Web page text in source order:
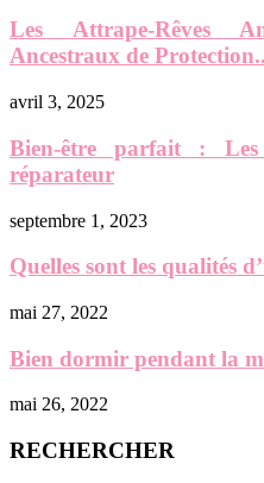
Les Attrape-Rêves
Ancestraux de
avril 3, 2025
Bien-être parfait : Les
réparateur
septembre 1, 2023
Quelles sont les qualités
mai 27, 2022
Bien dormir pendant la
mai 26, 2022
RECHERCHER